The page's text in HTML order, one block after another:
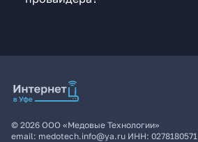
© 2026 ООО «Медовые Технологии»
email: medotech.info@ya.ru ИНН: 0278180571